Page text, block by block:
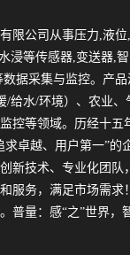
限公司从事压力,液
浸等传感器,变送器,
据采集与监控。产
/给水/环境）、农业
控等领域。历经十五
求卓越、用户第一”的
新技术、专业化团队
服务，满足市场需求
普量：感“之”世界，